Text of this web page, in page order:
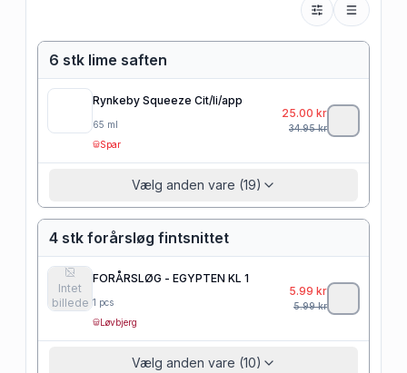
6 stk lime saften
Rynkeby Squeeze Cit/li/app
65 ml
Spar
25.00 kr
34.95kr
Vælg anden vare (19)
4 stk forårsløg fintsnittet
Intet
billede
FORÅRSLØG - EGYPTEN KL 1
1 pcs
Løvbjerg
5.99 kr
5.99kr
Vælg anden vare (10)